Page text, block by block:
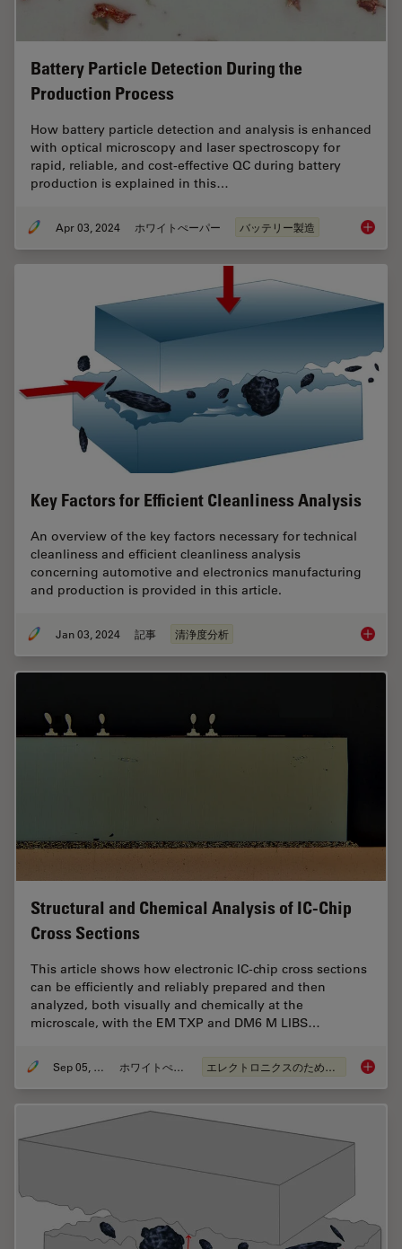
Battery Particle Detection During the
Production Process
How battery particle detection and analysis is enhanced
with optical microscopy and laser spectroscopy for
rapid, reliable, and cost-effective QC during battery
production is explained in this…
Apr 03, 2024 ホワイトぺーパー バッテリー製造 Battery
Key Factors for Efficient Cleanliness Analysis
An overview of the key factors necessary for technical
cleanliness and efficient cleanliness analysis
concerning automotive and electronics manufacturing
and production is provided in this article.
Jan 03, 2024 記事 清浄度分析 Key
Structural and Chemical Analysis of IC-Chip
Cross Sections
This article shows how electronic IC-chip cross sections
can be efficiently and reliably prepared and then
analyzed, both visually and chemically at the
microscale, with the EM TXP and DM6 M LIBS…
Sep 05, 2023 ホワイトぺーパー エレクトロニクスのための断面解析